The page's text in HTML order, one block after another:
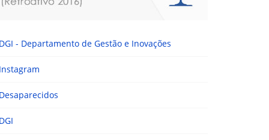
- Departamento de Gestão e Inovações